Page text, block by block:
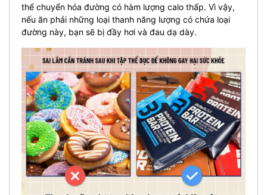
thể chuyển hóa đường có hàm lượng calo thấp. Vì vậy,
nếu ăn phải những loại thanh năng lượng có chứa loại
đường này, bạn sẽ bị đầy hơi và đau dạ dày.